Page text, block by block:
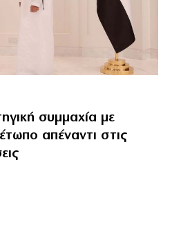
συμμαχία με
απέναντι στις